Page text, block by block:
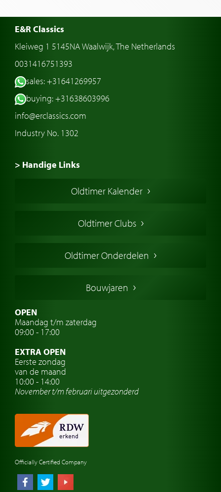
E&R Classics
Kleiweg 1 5145NA Waalwijk, The Netherlands
0031416751393
sales: +31641269957
buying: +31638603996
info@erclassics.com
Industry No. 1302
> Handige Links
Amerikaanse oldtimers
Franse oldtimers
Zweedse oldtimers
Oldtimer verzekering
Oldtimer reizen
Oldtimerwerkplaats
Automerk horloges
Classic cars Nederland
Oldtimer Kalender
Oldtimer Clubs
Oldtimer Onderdelen
Bouwjaren
OPEN
Maandag t/m zaterdag
09:00 - 17:00
EXTRA OPEN
Eerste zondag
van de maand
10:00 - 14:00
November t/m februariuitgezonderd
Officially Certified Company